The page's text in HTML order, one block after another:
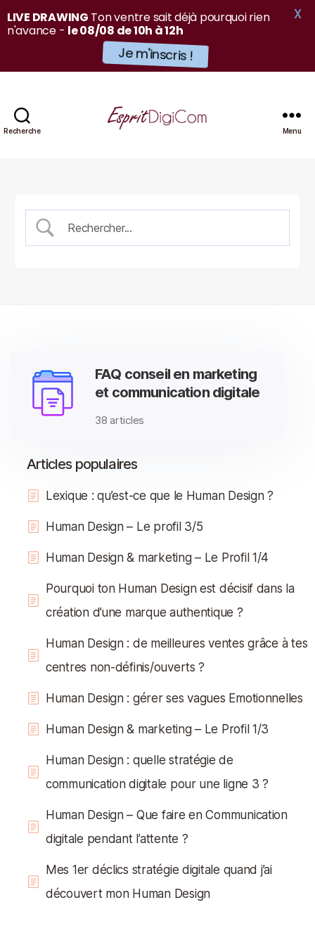
Recherche Menu
FAQ conseil en marketing
et communication digitale
38 articles
Articles populaires
Lexique : qu’est-ce que le Human Design ?
Human Design – Le profil 3/5
Human Design & marketing – Le Profil 1/4
Pourquoi ton Human Design est décisif dans la
création d’une marque authentique ?
Human Design : de meilleures ventes grâce à tes
centres non-définis/ouverts ?
Human Design : gérer ses vagues Emotionnelles
Human Design & marketing – Le Profil 1/3
Human Design : quelle stratégie de
communication digitale pour une ligne 3 ?
Human Design – Que faire en Communication
digitale pendant l’attente ?
Mes 1er déclics stratégie digitale quand j’ai
découvert mon Human Design
LIVE DRAWING Ton ventre sait déjà pourquoi rien
n'avance - le 08/08 de 10h à 12h
Je m'inscris !
X